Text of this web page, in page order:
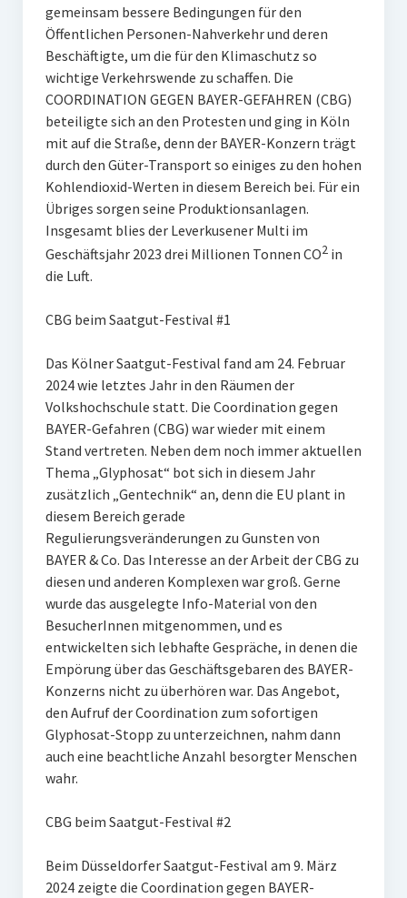
gemeinsam bessere Bedingungen für den
Öffentlichen Personen-Nahverkehr und deren
Beschäftigte, um die für den Klimaschutz so
wichtige Verkehrswende zu schaffen. Die
COORDINATION GEGEN BAYER-GEFAHREN (CBG)
beteiligte sich an den Protesten und ging in Köln
mit auf die Straße, denn der BAYER-Konzern trägt
durch den Güter-Transport so einiges zu den hohen
Kohlendioxid-Werten in diesem Bereich bei. Für ein
Übriges sorgen seine Produktionsanlagen.
Insgesamt blies der Leverkusener Multi im
Geschäftsjahr 2023 drei Millionen Tonnen CO2in
die Luft.
CBG beim Saatgut-Festival #1
Das Kölner Saatgut-Festival fand am 24. Februar
2024 wie letztes Jahr in den Räumen der
Volkshochschule statt. Die Coordination gegen
BAYER-Gefahren (CBG) war wieder mit einem
Stand vertreten. Neben dem noch immer aktuellen
Thema „Glyphosat“ bot sich in diesem Jahr
zusätzlich „Gentechnik“ an, denn die EU plant in
diesem Bereich gerade
Regulierungsveränderungen zu Gunsten von
BAYER & Co. Das Interesse an der Arbeit der CBG zu
diesen und anderen Komplexen war groß. Gerne
wurde das ausgelegte Info-Material von den
BesucherInnen mitgenommen, und es
entwickelten sich lebhafte Gespräche, in denen die
Empörung über das Geschäftsgebaren des BAYER-
Konzerns nicht zu überhören war. Das Angebot,
den Aufruf der Coordination zum sofortigen
Glyphosat-Stopp zu unterzeichnen, nahm dann
auch eine beachtliche Anzahl besorgter Menschen
wahr.
CBG beim Saatgut-Festival #2
Beim Düsseldorfer Saatgut-Festival am 9. März
2024 zeigte die Coordination gegen BAYER-